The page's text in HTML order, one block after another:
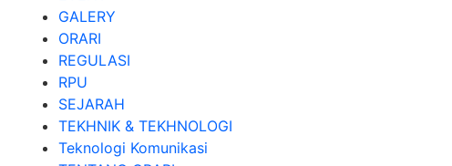
GALERY
ORARI
REGULASI
RPU
SEJARAH
TEKHNIK & TEKHNOLOGI
Teknologi Komunikasi